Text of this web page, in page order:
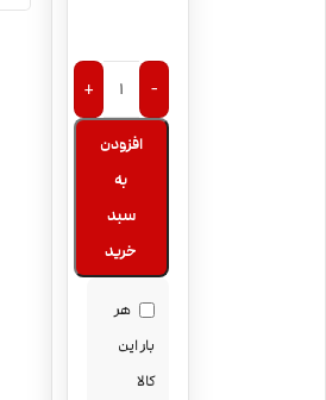
-
+
افزودن
به
سبد
خرید
هر
بار این
کالا